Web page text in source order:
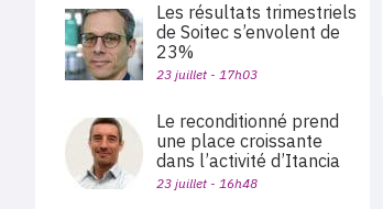
Les résultats trimestriels
de Soitec s’envolent de
23%
23 juillet - 17h03
Le reconditionné prend
une place croissante
dans l’activité d’Itancia
23 juillet - 16h48